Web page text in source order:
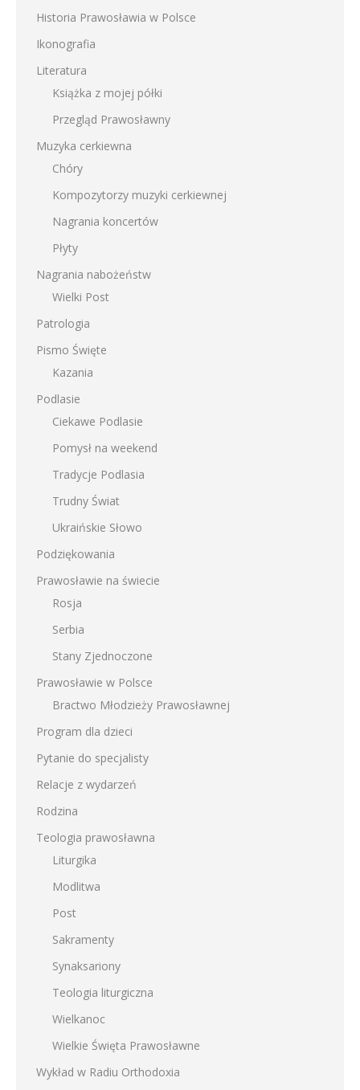
Historia Prawosławia w Polsce
Ikonografia
Literatura
Książka z mojej półki
Przegląd Prawosławny
Muzyka cerkiewna
Chóry
Kompozytorzy muzyki cerkiewnej
Nagrania koncertów
Płyty
Nagrania nabożeństw
Wielki Post
Patrologia
Pismo Święte
Kazania
Podlasie
Ciekawe Podlasie
Pomysł na weekend
Tradycje Podlasia
Trudny Świat
Ukraińskie Słowo
Podziękowania
Prawosławie na świecie
Rosja
Serbia
Stany Zjednoczone
Prawosławie w Polsce
Bractwo Młodzieży Prawosławnej
Program dla dzieci
Pytanie do specjalisty
Relacje z wydarzeń
Rodzina
Teologia prawosławna
Liturgika
Modlitwa
Post
Sakramenty
Synaksariony
Teologia liturgiczna
Wielkanoc
Wielkie Święta Prawosławne
Wykład w Radiu Orthodoxia